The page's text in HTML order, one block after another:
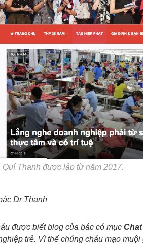
Quí Thanh được lập từ năm 2017.
Dr Thanh
được biết blog của bác có mục
trẻ. Vì thế chúng cháu mạo